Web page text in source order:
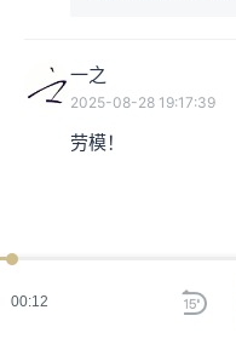
00:13
一之
2025-08-28 19:17:39
劳模！